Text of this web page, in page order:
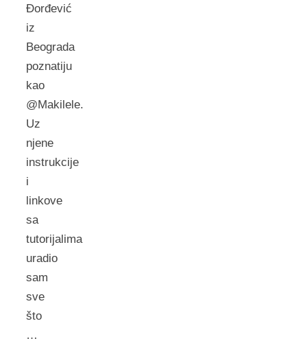
Đorđević
iz
Beograda
poznatiju
kao
@Makilele.
Uz
njene
instrukcije
i
linkove
sa
tutorijalima
uradio
sam
sve
što
…